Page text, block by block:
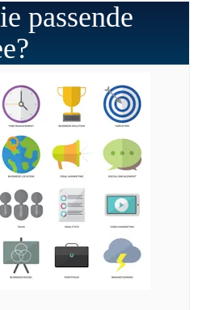
passende